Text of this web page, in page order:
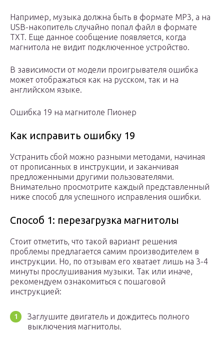
Например, музыка должна быть в формате MP3, а на
USB-накопитель случайно попал файл в формате
TXT. Еще данное сообщение появляется, когда
магнитола не видит подключенное устройство.
В зависимости от модели проигрывателя ошибка
может отображаться как на русском, так и на
английском языке.
Ошибка 19 на магнитоле Пионер
Как исправить ошибку 19
Устранить сбой можно разными методами, начиная
от прописанных в инструкции, и заканчивая
предложенными другими пользователями.
Внимательно просмотрите каждый представленный
ниже способ для успешного исправления ошибки.
Способ 1: перезагрузка магнитолы
Стоит отметить, что такой вариант решения
проблемы предлагается самим производителем в
инструкции. Но, по отзывам его хватает лишь на 3-4
минуты прослушивания музыки. Так или иначе,
рекомендуем ознакомиться с пошаговой
инструкцией:
Заглушите двигатель и дождитесь полного
выключения магнитолы.